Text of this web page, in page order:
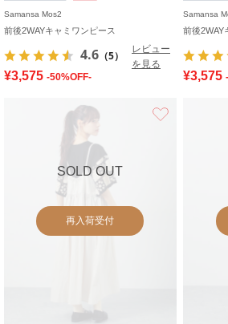
Samansa Mos2
前後2WAYキャミワンピース
4.6 （5）
レビュー
を見る
¥3,575 -50%OFF-
Samansa
前後2WAY
¥3,575
SOLD OUT
再入荷受付